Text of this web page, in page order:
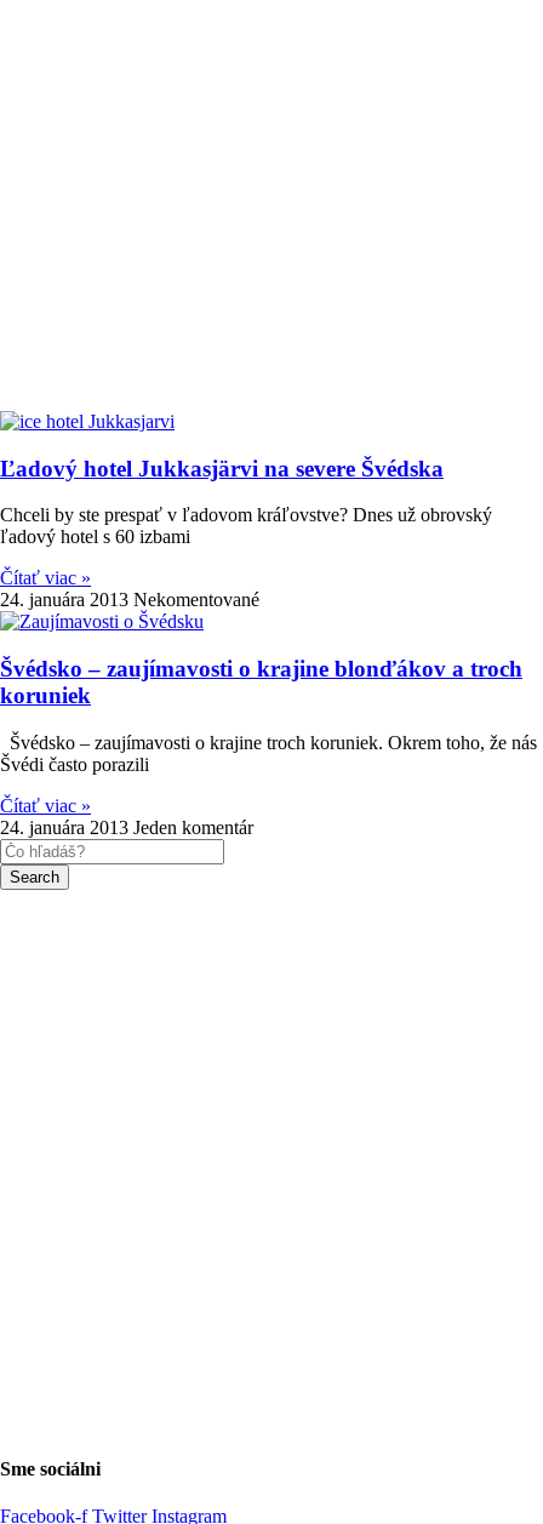
Ľadový hotel Jukkasjärvi na severe Švédska
Chceli by ste prespať v ľadovom kráľovstve? Dnes už obrovský
ľadový hotel s 60 izbami
Čítať viac »
24. januára 2013 Nekomentované
Švédsko – zaujímavosti o krajine blonďákov a troch
koruniek
Švédsko – zaujímavosti o krajine troch koruniek. Okrem toho, že nás
Švédi často porazili
Čítať viac »
24. januára 2013 Jeden komentár
Search
Sme sociálni
Facebook-f Twitter Instagram